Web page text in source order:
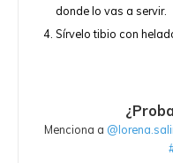
donde lo vas a servir.
Sírvelo tibio con
Menciona a